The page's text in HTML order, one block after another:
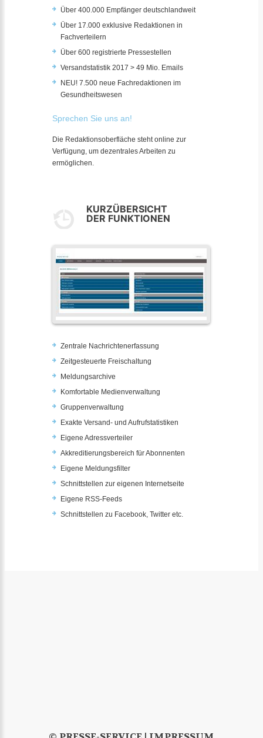
Über 400.000 Empfänger deutschlandweit
Über 17.000 exklusive Redaktionen in
Fachverteilern
Über 600 registrierte Pressestellen
Versandstatistik 2017 > 49 Mio. Emails
NEU! 7.500 neue Fachredaktionen im
Gesundheitswesen
Sprechen Sie uns an!
Die Redaktionsoberfläche steht online zur
Verfügung, um dezentrales Arbeiten zu
ermöglichen.
KURZÜBERSICHT
DER FUNKTIONEN
Zentrale Nachrichtenerfassung
Zeitgesteuerte Freischaltung
Meldungsarchive
Komfortable Medienverwaltung
Gruppenverwaltung
Exakte Versand- und Aufrufstatistiken
Eigene Adressverteiler
Akkreditierungsbereich für Abonnenten
Eigene Meldungsfilter
Schnittstellen zur eigenen Internetseite
Eigene RSS-Feeds
Schnittstellen zu Facebook, Twitter etc.